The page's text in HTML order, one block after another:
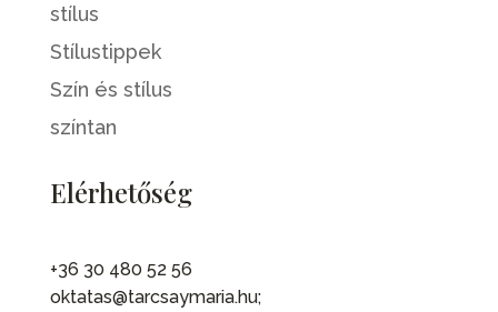
stílus
Stílustippek
Szín és stílus
színtan
Elérhetőség
+36 30 480 52 56
oktatas@tarcsaymaria.hu;